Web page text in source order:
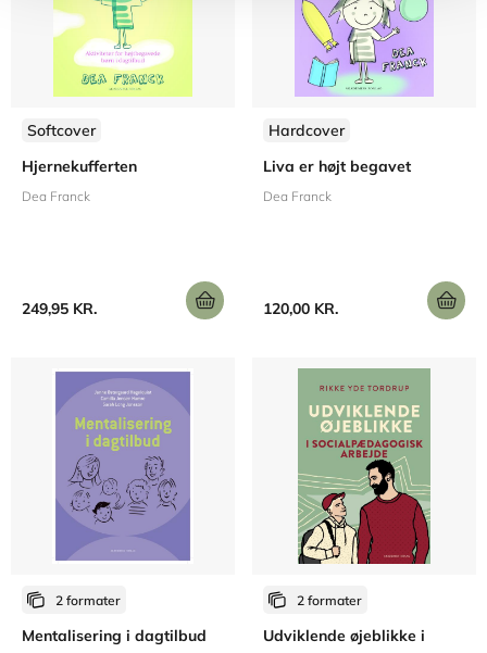
Softcover
Hjernekufferten
Dea Franck
249,95 KR.
Hardcover
Liva er højt begavet
Dea Franck
120,00 KR.
2 formater
Mentalisering i dagtilbud
2 formater
Udviklende øjeblikke i